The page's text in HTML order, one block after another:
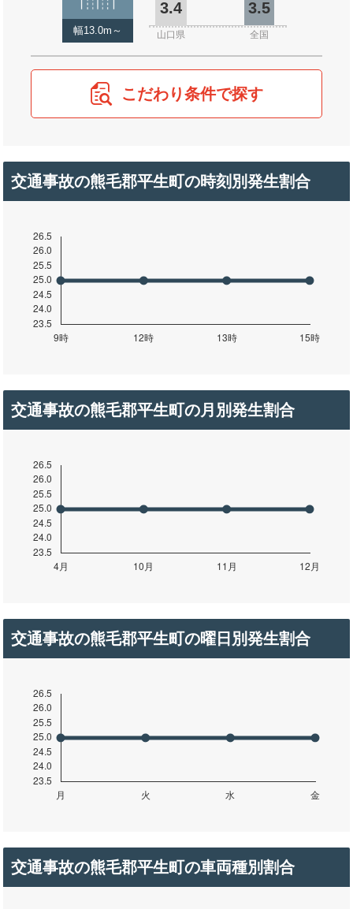
幅13.0m～
3.4 3.5
山口県 全国
こだわり条件で探す
交通事故の熊毛郡平生町の時刻別発生割合
交通事故の熊毛郡平生町の月別発生割合
交通事故の熊毛郡平生町の曜日別発生割合
交通事故の熊毛郡平生町の車両種別割合